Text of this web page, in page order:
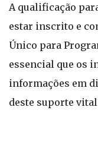
A qualificação
estar inscrito e
Único para
essencial que os
informações em
deste suporte